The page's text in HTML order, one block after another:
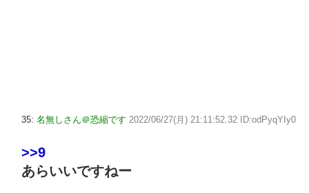
35: 名無しさん＠恐縮です 2022/06/27(月) 21:11:52.32 ID:odPyqYIy0
>>9
あらいいですねー